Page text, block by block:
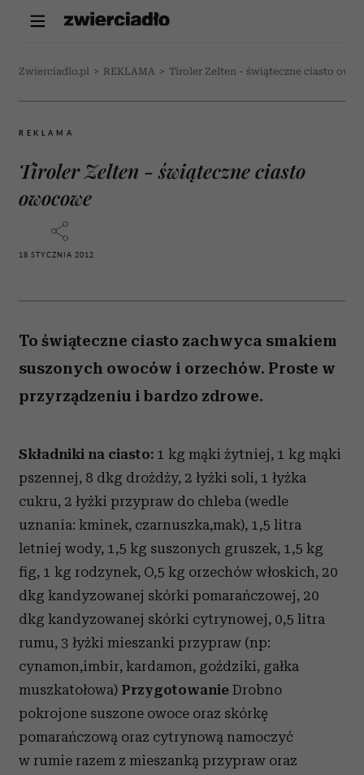
Zwierciadlo.pl > REKLAMA > Tiroler Zelten - świąteczne ciasto
REKLAMA
Tiroler Zelten - świąteczne ciasto
owocowe
18 STYCZNIA 2012
To świąteczne ciasto zachwyca smakiem
suszonych owoców i orzechów. Proste w
przyrządzeniu i bardzo zdrowe.
Składniki na ciasto: 1 kg mąki żytniej, 1 kg mąki
pszennej, 8 dkg drożdży, 2 łyżki soli, 1 łyżka
cukru, 2 łyżki przypraw do chleba (wedle
uznania: kminek, czarnuszka,mak), 1,5 litra
letniej wody, 1,5 kg suszonych gruszek, 1,5 kg
fig, 1 kg rodzynek, O,5 kg orzechów włoskich, 20
dkg kandyzowanej skórki pomarańczowej, 20
dkg kandyzowanej skórki cytrynowej, 0,5 litra
rumu, 3 łyżki mieszanki przypraw (np:
cynamon,imbir, kardamon, goździki, gałka
muszkatołowa) Przygotowanie Drobno
pokrojone suszone owoce oraz skórkę
pomarańczową oraz cytrynową namoczyć
w rumie razem z mieszanką przypraw oraz